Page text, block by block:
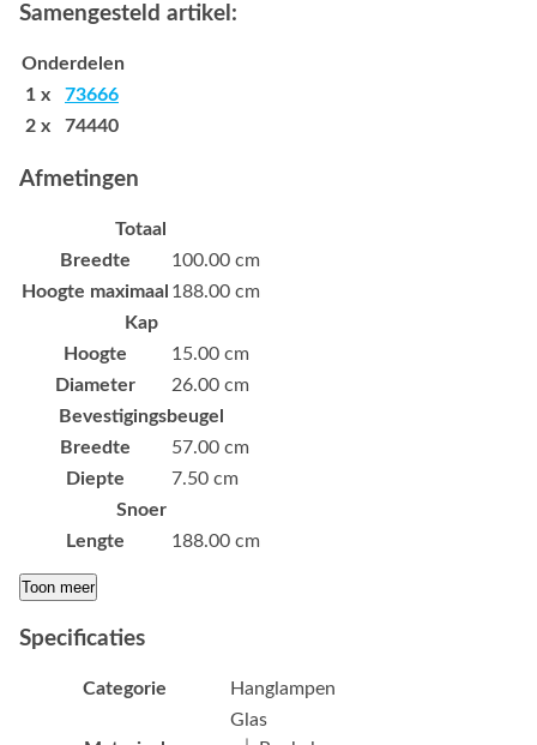
Samengesteld artikel:
Onderdelen
1 x 73666
2 x 74440
Afmetingen
Totaal
Breedte
100.00 cm
Hoogte maximaal 188.00 cm
Kap
Hoogte
15.00 cm
Diameter
26.00 cm
Bevestigingsbeugel
Breedte
57.00 cm
Diepte
7.50 cm
Snoer
Lengte
188.00 cm
Toon meer
Specificaties
Categorie Hanglampen
Glas